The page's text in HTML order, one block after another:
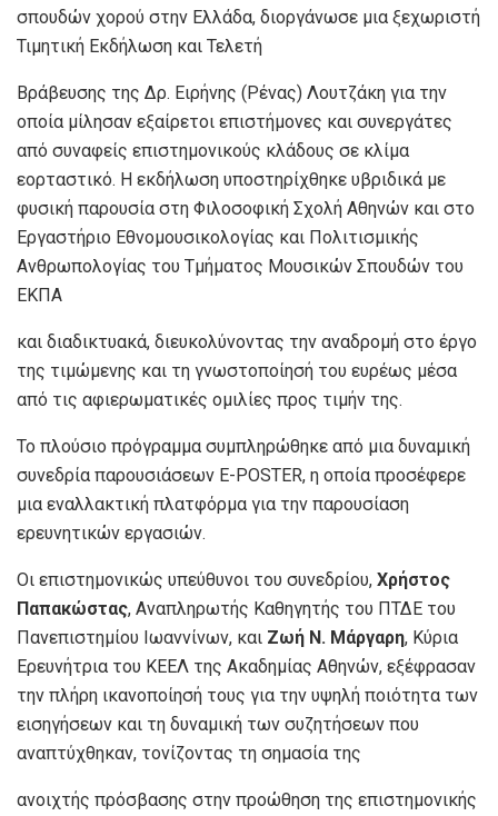
σπουδών χορού στην Ελλάδα, διοργάνωσε μια ξεχωριστή
Τιμητική Εκδήλωση και Τελετή
Βράβευσης της Δρ. Ειρήνης (Ρένας) Λουτζάκη για την
οποία μίλησαν εξαίρετοι επιστήμονες και συνεργάτες
από συναφείς επιστημονικούς κλάδους σε κλίμα
εορταστικό. Η εκδήλωση υποστηρίχθηκε υβριδικά με
φυσική παρουσία στη Φιλοσοφική Σχολή Αθηνών και στο
Εργαστήριο Εθνομουσικολογίας και Πολιτισμικής
Ανθρωπολογίας του Τμήματος Μουσικών Σπουδών του
ΕΚΠΑ
και διαδικτυακά, διευκολύνοντας την αναδρομή στο έργο
της τιμώμενης και τη γνωστοποίησή του ευρέως μέσα
από τις αφιερωματικές ομιλίες προς τιμήν της.
Το πλούσιο πρόγραμμα συμπληρώθηκε από μια δυναμική
συνεδρία παρουσιάσεων E-POSTER, η οποία προσέφερε
μια εναλλακτική πλατφόρμα για την παρουσίαση
ερευνητικών εργασιών.
Οι επιστημονικώς υπεύθυνοι του συνεδρίου, Χρήστος
Παπακώστας, Αναπληρωτής Καθηγητής του ΠΤΔΕ του
Πανεπιστημίου Ιωαννίνων, και Ζωή Ν. Μάργαρη, Κύρια
Ερευνήτρια του ΚΕΕΛ της Ακαδημίας Αθηνών, εξέφρασαν
την πλήρη ικανοποίησή τους για την υψηλή ποιότητα των
εισηγήσεων και τη δυναμική των συζητήσεων που
αναπτύχθηκαν, τονίζοντας τη σημασία της
ανοιχτής πρόσβασης στην προώθηση της επιστημονικής